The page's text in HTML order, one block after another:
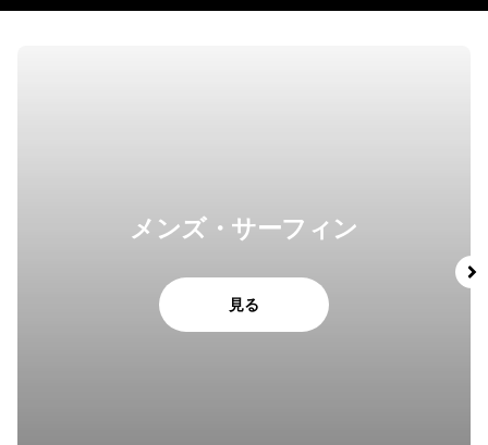
メンズ・サーフィン
見る